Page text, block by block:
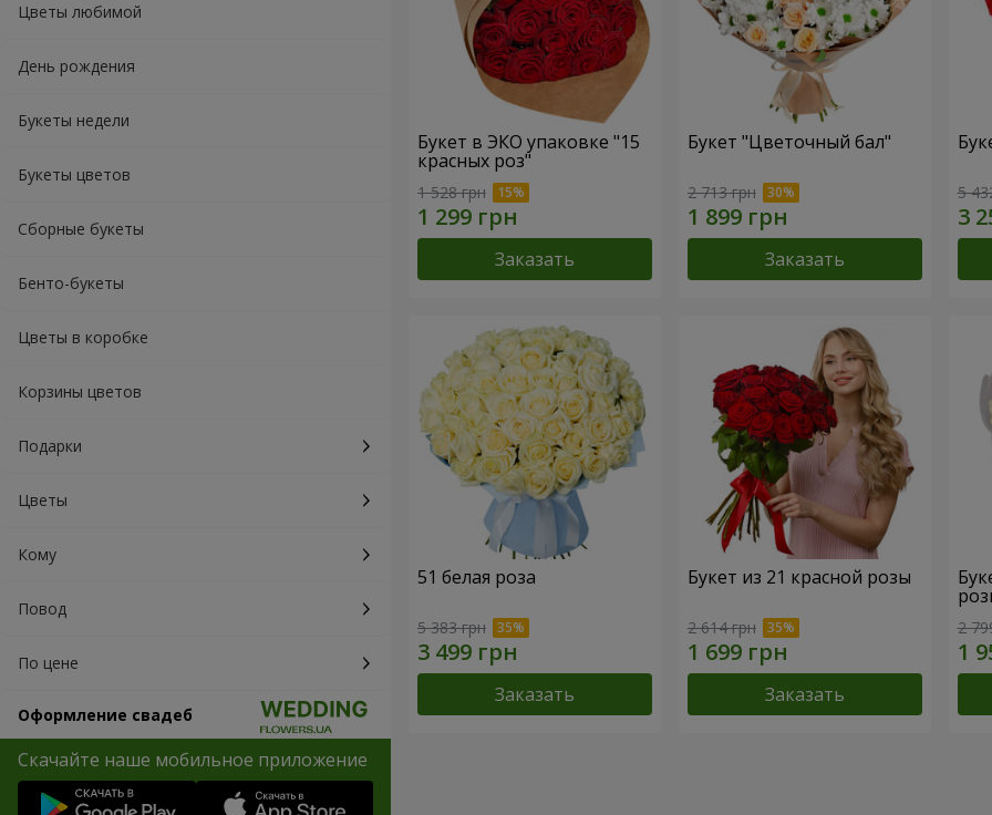
Цветы любимой
День рождения
Букеты недели
Букеты цветов
Сборные букеты
Бенто-букеты
Цветы в коробке
Корзины цветов
Подарки
Цветы
Кому
Повод
По цене
Оформление свадеб
Скачайте наше мобильное приложение
Букет в ЭКО упаковке "15
красных роз"
1 528 грн
Заказать
Букет "Цветочный бал"
2 713 грн
Заказать
5
51 белая роза
5 383 грн
Заказать
Букет из 21 красной розы
2 614 грн
Заказать
2